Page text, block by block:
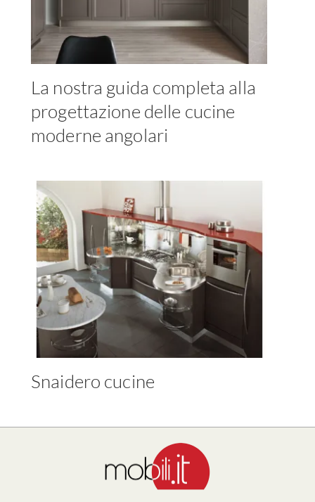
La nostra guida completa alla
progettazione delle cucine
moderne angolari
Snaidero cucine